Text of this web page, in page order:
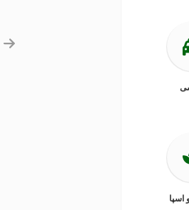
اسپا